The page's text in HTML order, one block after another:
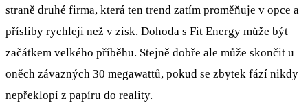
straně druhé firma, která ten trend zatím proměňuje v opce a
přísliby rychleji než v zisk. Dohoda s Fit Energy může být
začátkem velkého příběhu. Stejně dobře ale může skončit u
oněch závazných 30 megawattů, pokud se zbytek fází nikdy
nepřeklopí z papíru do reality.